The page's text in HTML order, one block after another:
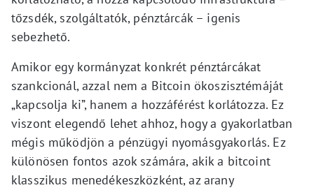
tőzsdék, szolgáltatók, pénztárcák – igenis
sebezhető.
Amikor egy kormányzat konkrét pénztárcákat
szankcionál, azzal nem a Bitcoin ökoszisztémáját
„kapcsolja ki”, hanem a hozzáférést korlátozza. Ez
viszont elegendő lehet ahhoz, hogy a gyakorlatban
mégis működjön a pénzügyi nyomásgyakorlás. Ez
különösen fontos azok számára, akik a bitcoint
klasszikus menedékeszközként, az arany